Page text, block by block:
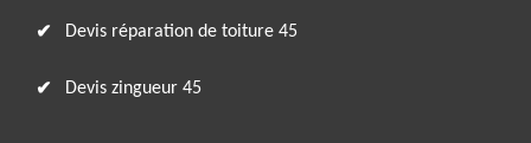
Devis réparation de toiture 45
Devis zingueur 45